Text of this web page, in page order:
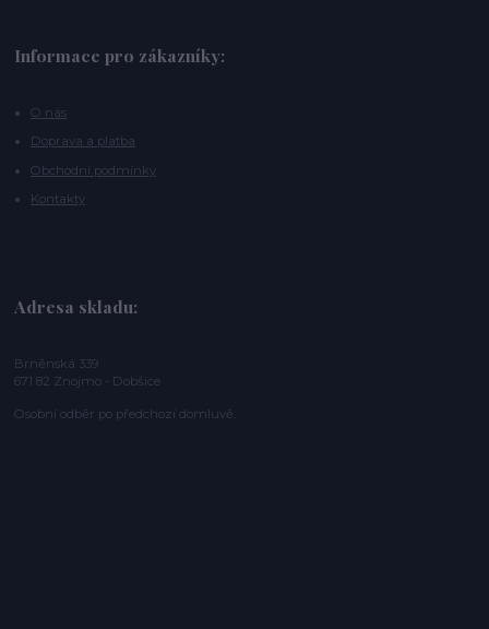
Informace pro zákazníky:
O nás
Doprava a platba
Obchodní podmínky
Kontakty
Adresa skladu:
Brněnská 339
671 82 Znojmo - Dobšice
Osobní odběr po předchozí domluvě.